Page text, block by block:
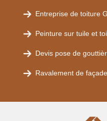
Entreprise de toiture
Peinture sur tuile et
Devis pose de
Ravalement de